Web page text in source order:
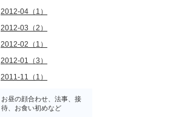
2012-04（1）
2012-03（2）
2012-02（1）
2012-01（3）
2011-11（1）
お昼の顔合わせ、法事、接
待、お食い初めなど